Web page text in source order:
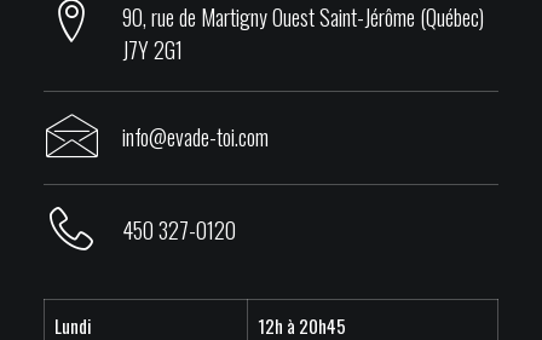
90, rue de Martigny Ouest Saint-Jérôme (Québec)
J7Y 2G1
info@evade-toi.com
450 327-0120
Lundi
12h à 20h45